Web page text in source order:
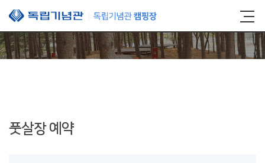
본문 바로가기
풋살장 예약